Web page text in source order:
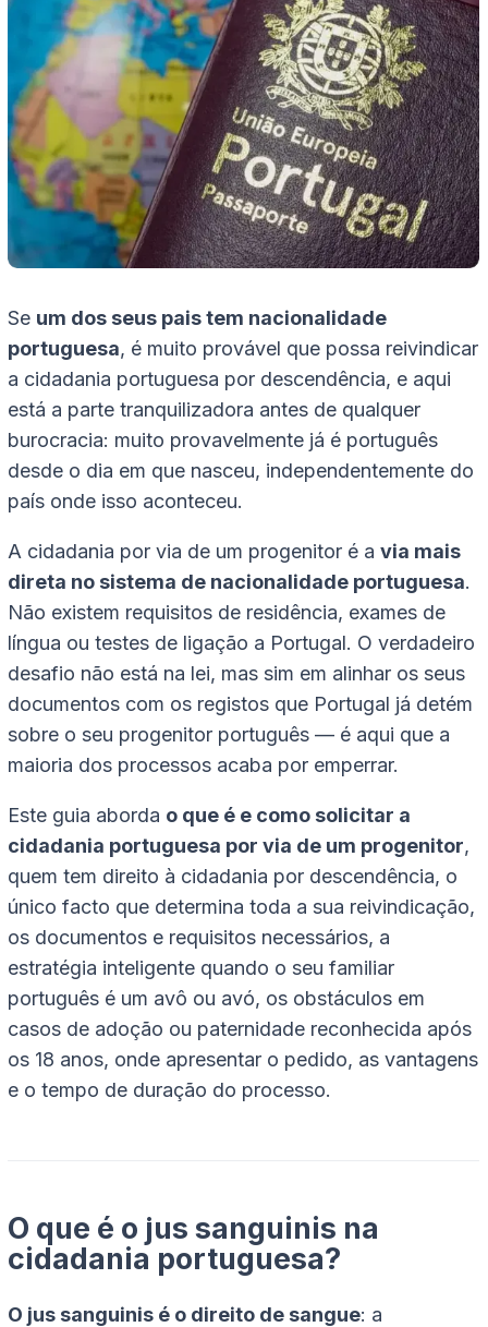
Se um dos seus pais tem nacionalidade
portuguesa, é muito provável que possa reivindicar
a cidadania portuguesa por descendência, e aqui
está a parte tranquilizadora antes de qualquer
burocracia: muito provavelmente já é português
desde o dia em que nasceu, independentemente do
país onde isso aconteceu.
A cidadania por via de um progenitor é a via mais
direta no sistema de nacionalidade portuguesa.
Não existem requisitos de residência, exames de
língua ou testes de ligação a Portugal. O verdadeiro
desafio não está na lei, mas sim em alinhar os seus
documentos com os registos que Portugal já detém
sobre o seu progenitor português — é aqui que a
maioria dos processos acaba por emperrar.
Este guia aborda o que é e como solicitar a
cidadania portuguesa por via de um progenitor,
quem tem direito à cidadania por descendência, o
único facto que determina toda a sua reivindicação,
os documentos e requisitos necessários, a
estratégia inteligente quando o seu familiar
português é um avô ou avó, os obstáculos em
casos de adoção ou paternidade reconhecida após
os 18 anos, onde apresentar o pedido, as vantagens
e o tempo de duração do processo.
O que é o jus sanguinis na
cidadania portuguesa?
O jus sanguinis é o direito de sangue: a